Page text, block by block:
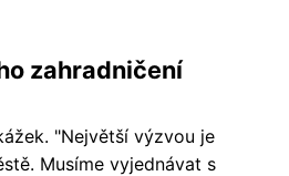
zahradničení
"Největší výzvou je
Musíme vyjednávat s